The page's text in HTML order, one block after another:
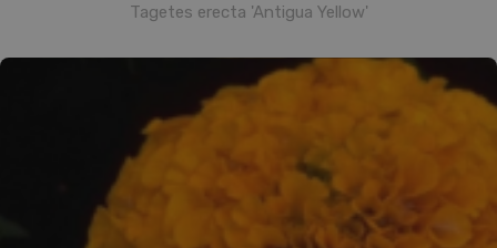
Tagetes erecta 'Antigua Yellow'